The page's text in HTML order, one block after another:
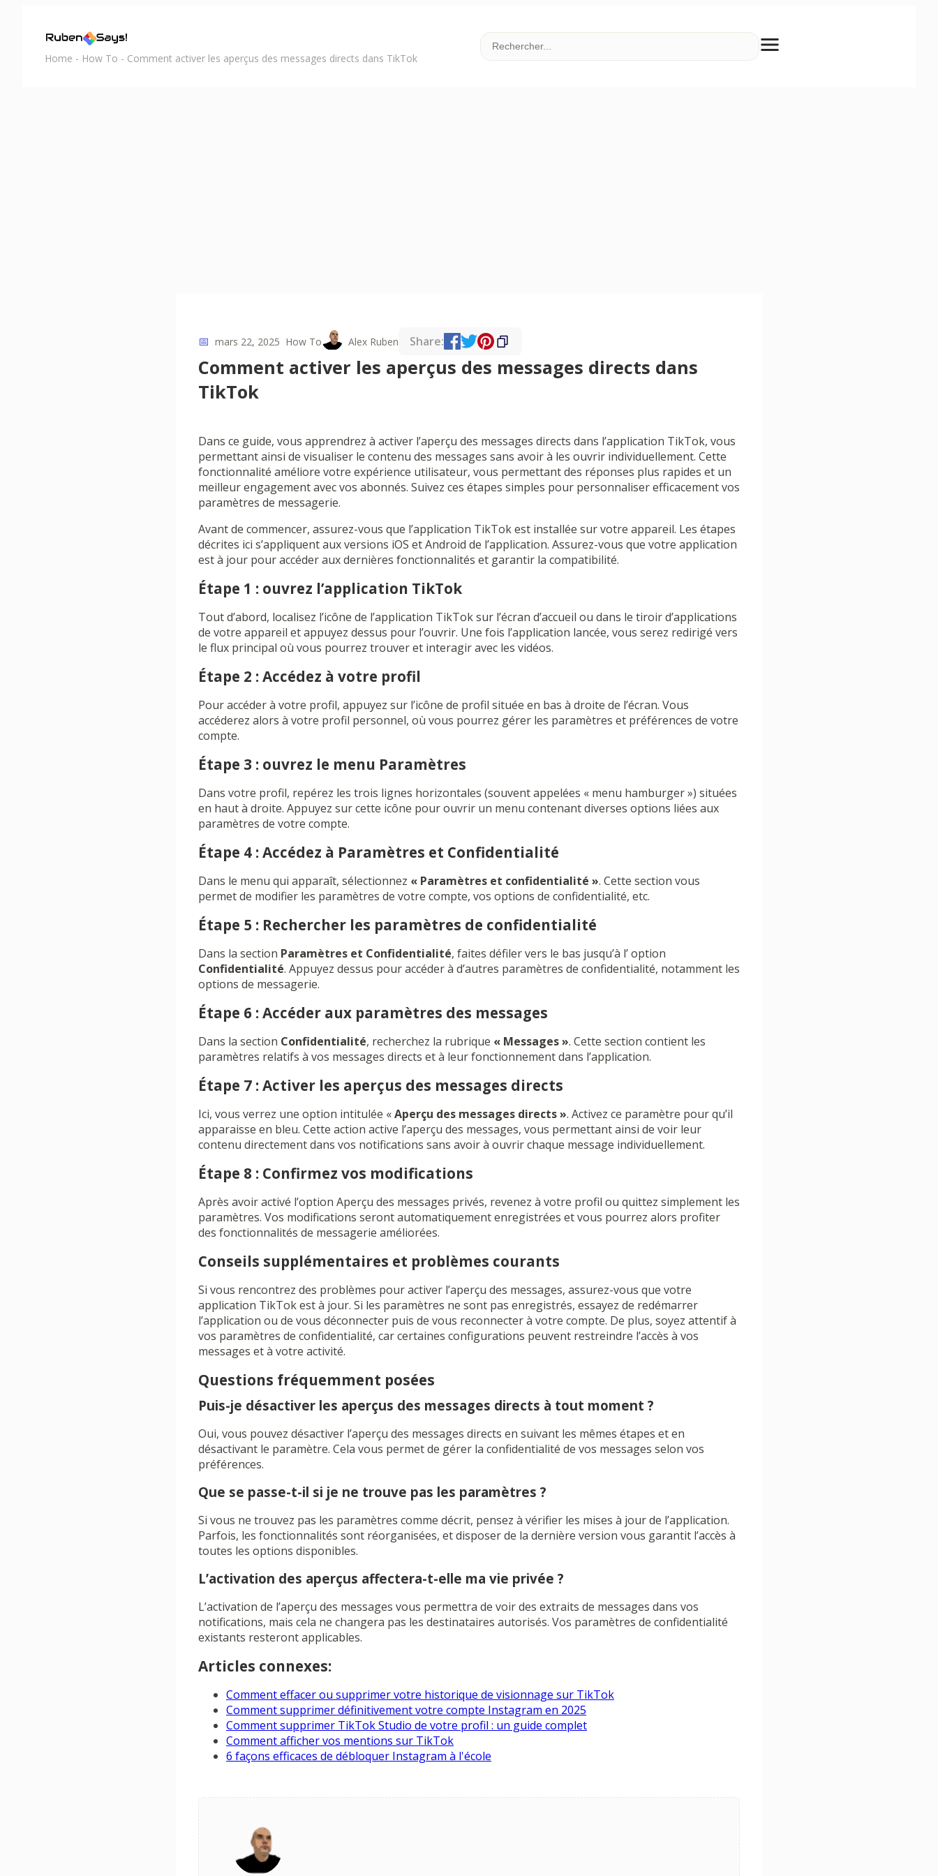
Home - How To - Comment activer les aperçus des messages directs dans TikTok
📅 mars 22, 2025 How To Alex Ruben Share:
Comment activer les aperçus des messages directs dans
TikTok
Dans ce guide, vous apprendrez à activer l’aperçu des messages directs dans l’application TikTok, vous
permettant ainsi de visualiser le contenu des messages sans avoir à les ouvrir individuellement. Cette
fonctionnalité améliore votre expérience utilisateur, vous permettant des réponses plus rapides et un
meilleur engagement avec vos abonnés. Suivez ces étapes simples pour personnaliser efficacement vos
paramètres de messagerie.
Avant de commencer, assurez-vous que l’application TikTok est installée sur votre appareil. Les étapes
décrites ici s’appliquent aux versions iOS et Android de l’application. Assurez-vous que votre application
est à jour pour accéder aux dernières fonctionnalités et garantir la compatibilité.
Étape 1 : ouvrez l’application TikTok
Tout d’abord, localisez l’icône de l’application TikTok sur l’écran d’accueil ou dans le tiroir d’applications
de votre appareil et appuyez dessus pour l’ouvrir. Une fois l’application lancée, vous serez redirigé vers
le flux principal où vous pourrez trouver et interagir avec les vidéos.
Étape 2 : Accédez à votre profil
Pour accéder à votre profil, appuyez sur l’icône de profil située en bas à droite de l’écran. Vous
accéderez alors à votre profil personnel, où vous pourrez gérer les paramètres et préférences de votre
compte.
Étape 3 : ouvrez le menu Paramètres
Dans votre profil, repérez les trois lignes horizontales (souvent appelées « menu hamburger ») situées
en haut à droite. Appuyez sur cette icône pour ouvrir un menu contenant diverses options liées aux
paramètres de votre compte.
Étape 4 : Accédez à Paramètres et Confidentialité
Dans le menu qui apparaît, sélectionnez « Paramètres et confidentialité ». Cette section vous
permet de modifier les paramètres de votre compte, vos options de confidentialité, etc.
Étape 5 : Rechercher les paramètres de confidentialité
Dans la section Paramètres et Confidentialité, faites défiler vers le bas jusqu’à l’ option
Confidentialité. Appuyez dessus pour accéder à d’autres paramètres de confidentialité, notamment les
options de messagerie.
Étape 6 : Accéder aux paramètres des messages
Dans la section Confidentialité, recherchez la rubrique « Messages ». Cette section contient les
paramètres relatifs à vos messages directs et à leur fonctionnement dans l’application.
Étape 7 : Activer les aperçus des messages directs
Ici, vous verrez une option intitulée «Aperçu des messages directs ». Activez ce paramètre pour qu’il
apparaisse en bleu. Cette action active l’aperçu des messages, vous permettant ainsi de voir leur
contenu directement dans vos notifications sans avoir à ouvrir chaque message individuellement.
Étape 8 : Confirmez vos modifications
Après avoir activé l’option Aperçu des messages privés, revenez à votre profil ou quittez simplement les
paramètres. Vos modifications seront automatiquement enregistrées et vous pourrez alors profiter
des fonctionnalités de messagerie améliorées.
Conseils supplémentaires et problèmes courants
Si vous rencontrez des problèmes pour activer l’aperçu des messages, assurez-vous que votre
application TikTok est à jour. Si les paramètres ne sont pas enregistrés, essayez de redémarrer
l’application ou de vous déconnecter puis de vous reconnecter à votre compte. De plus, soyez attentif à
vos paramètres de confidentialité, car certaines configurations peuvent restreindre l’accès à vos
messages et à votre activité.
Questions fréquemment posées
Puis-je désactiver les aperçus des messages directs à tout moment ?
Oui, vous pouvez désactiver l’aperçu des messages directs en suivant les mêmes étapes et en
désactivant le paramètre. Cela vous permet de gérer la confidentialité de vos messages selon vos
préférences.
Que se passe-t-il si je ne trouve pas les paramètres ?
Si vous ne trouvez pas les paramètres comme décrit, pensez à vérifier les mises à jour de l’application.
Parfois, les fonctionnalités sont réorganisées, et disposer de la dernière version vous garantit l’accès à
toutes les options disponibles.
L’activation des aperçus affectera-t-elle ma vie privée ?
L’activation de l’aperçu des messages vous permettra de voir des extraits de messages dans vos
notifications, mais cela ne changera pas les destinataires autorisés. Vos paramètres de confidentialité
existants resteront applicables.
Articles connexes:
Comment effacer ou supprimer votre historique de visionnage sur TikTok
Comment supprimer définitivement votre compte Instagram en 2025
Comment supprimer TikTok Studio de votre profil : un guide complet
Comment afficher vos mentions sur TikTok
6 façons efficaces de débloquer Instagram à l'école